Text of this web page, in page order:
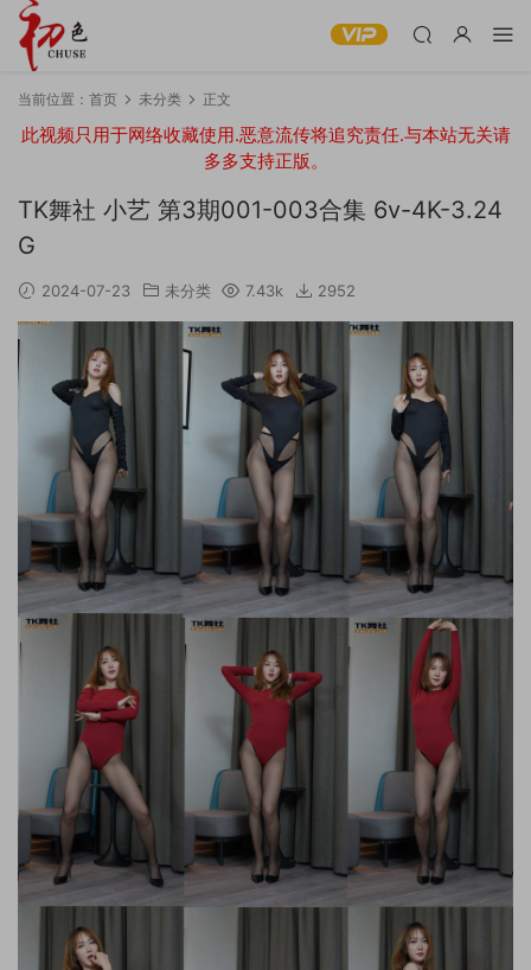
当前位置： 首页 未分类 正文
此视频只用于网络收藏使用.恶意流传将追究责任.与本站无关请
多多支持正版。
TK舞社 小艺 第3期001-003合集 6v-4K-3.24
G
2024-07-23 未分类 7.43k 2952